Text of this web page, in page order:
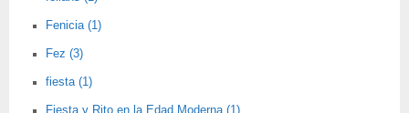
Fenicia (1)
Fez (3)
fiesta (1)
Fiesta y Rito en la Edad Moderna (1)